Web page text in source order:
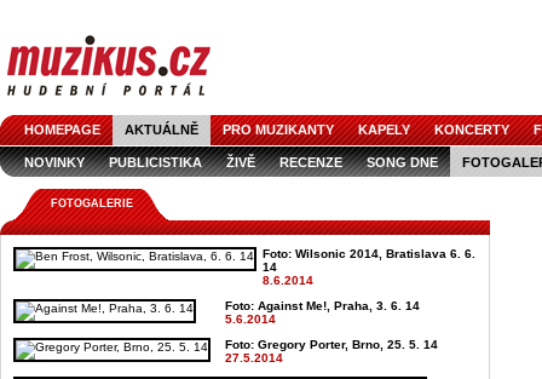
HOMEPAGE AKTUÁLNĚ PRO MUZIKANTY KAPELY KONCERTY
NOVINKY PUBLICISTIKA ŽIVĚ RECENZE SONG DNE
FOTOGALERIE
Foto: Wilsonic 2014, Bratislava 6. 6.
14
8.6.2014
Foto: Against Me!, Praha, 3. 6. 14
5.6.2014
Foto: Gregory Porter, Brno, 25. 5. 14
27.5.2014